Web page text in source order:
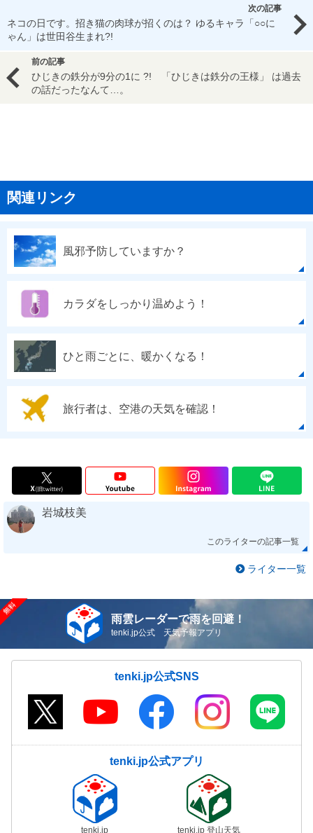
次の記事
ネコの日です。招き猫の肉球が招くのは？ ゆるキャラ「○○に
ゃん」は世田谷生まれ?!
前の記事
ひじきの鉄分が9分の1に ?! 「ひじきは鉄分の王様」 は過去
の話だったなんて…。
関連リンク
風邪予防していますか？
カラダをしっかり温めよう！
ひと雨ごとに、暖かくなる！
旅行者は、空港の天気を確認！
岩城枝美
このライターの記事一覧
ライター一覧
雨雲レーダーで雨を回避！
tenki.jp公式 天気予報アプリ
tenki.jp公式SNS
tenki.jp公式アプリ
tenki.jp tenki.jp 登山天気